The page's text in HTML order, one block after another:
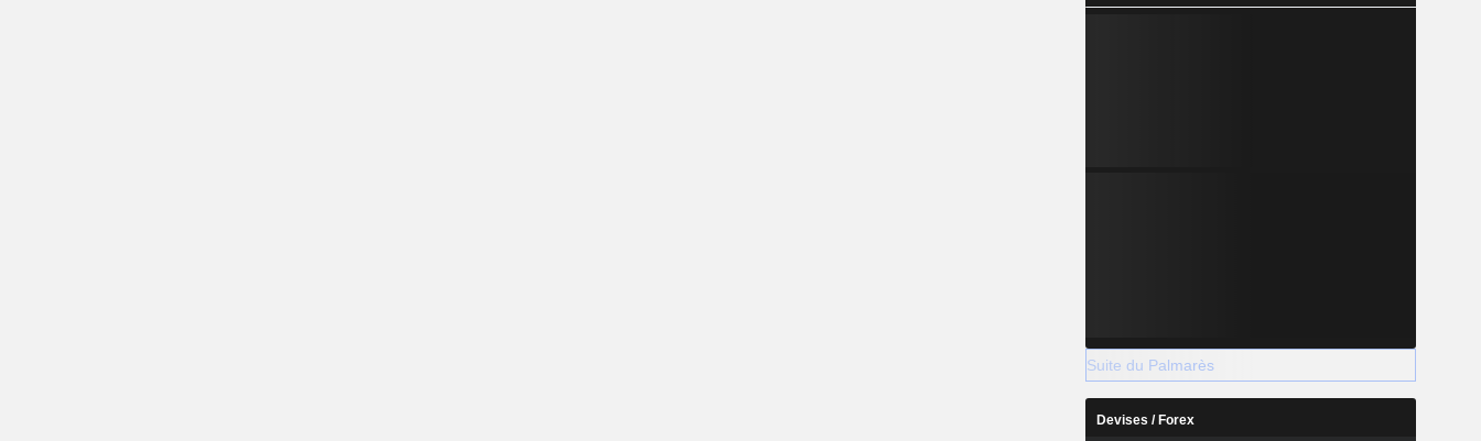
Suite du Palmarès
Devises / Forex